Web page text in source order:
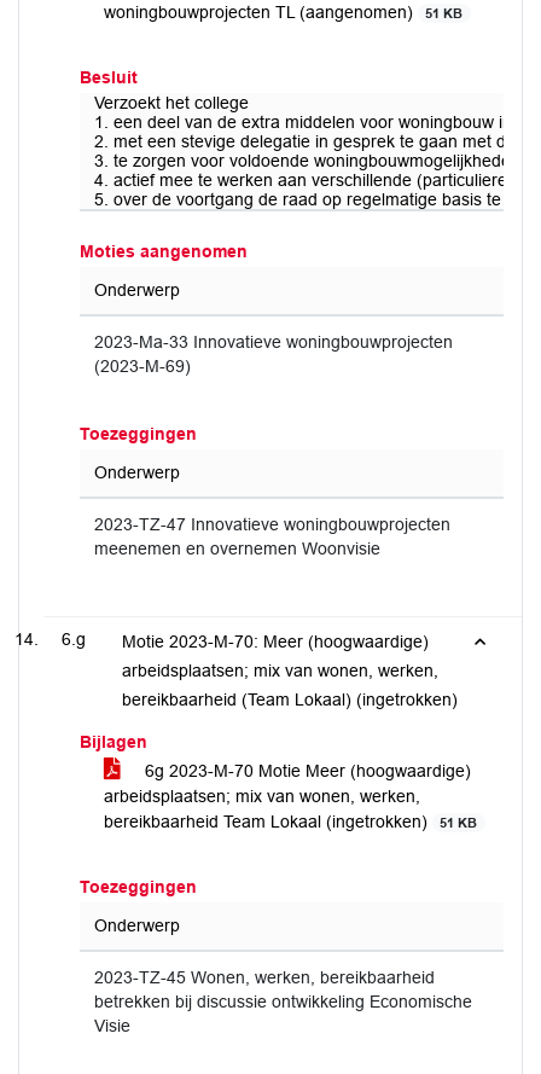
woningbouwprojecten TL (aangenomen)
51 KB
Besluit
Verzoekt het college
1. een deel van de extra middelen voor woningbouw in
2. met een stevige delegatie in gesprek te gaan met de
3. te zorgen voor voldoende woningbouwmogelijkheden
4. actief mee te werken aan verschillende (particuliere)
5. over de voortgang de raad op regelmatige basis te
Moties aangenomen
Onderwerp
2023-Ma-33 Innovatieve woningbouwprojecten
(2023-M-69)
Toezeggingen
Onderwerp
2023-TZ-47 Innovatieve woningbouwprojecten
meenemen en overnemen Woonvisie
6.g
Motie 2023-M-70: Meer (hoogwaardige)
arbeidsplaatsen; mix van wonen, werken,
bereikbaarheid (Team Lokaal) (ingetrokken)
Bijlagen
6g 2023-M-70 Motie Meer (hoogwaardige)
arbeidsplaatsen; mix van wonen, werken,
bereikbaarheid Team Lokaal (ingetrokken)
51 KB
Toezeggingen
Onderwerp
2023-TZ-45 Wonen, werken, bereikbaarheid
betrekken bij discussie ontwikkeling Economische
Visie